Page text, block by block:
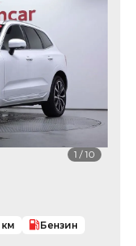
1 /10
км
Бензин